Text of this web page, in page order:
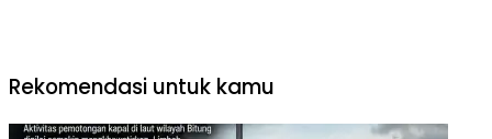
Rekomendasi untuk kamu